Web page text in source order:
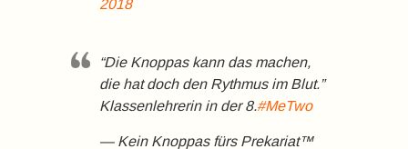
2018
“Die Knoppas kann das machen,
die hat doch den Rythmus im Blut.”
Klassenlehrerin in der 8.#MeTwo
— Kein Knoppas fürs Prekariat™